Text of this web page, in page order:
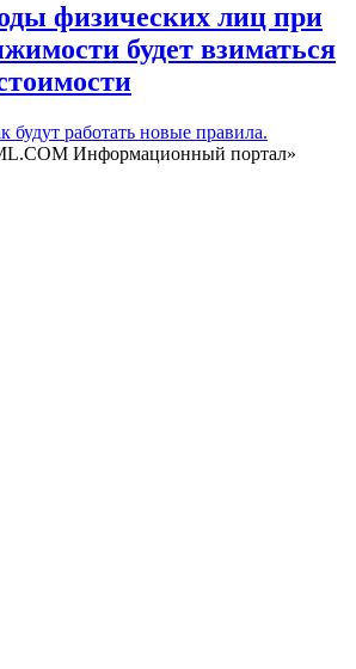
физических лиц при
будет взиматься
будут работать новые правила.
Информационный портал»